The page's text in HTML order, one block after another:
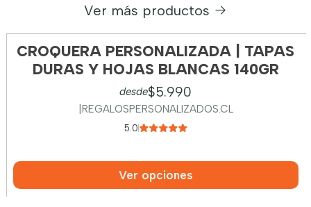
Ver más productos
CROQUERA PERSONALIZADA | TAPAS
DURAS Y HOJAS BLANCAS 140GR
desde$5.990
REGALOSPERSONALIZADOS.CL
5.0
Ver opciones